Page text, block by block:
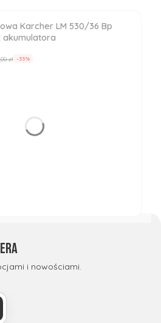
Karcher LM 530/36 Bp
akumulatora
zł -33%
i nowościami.